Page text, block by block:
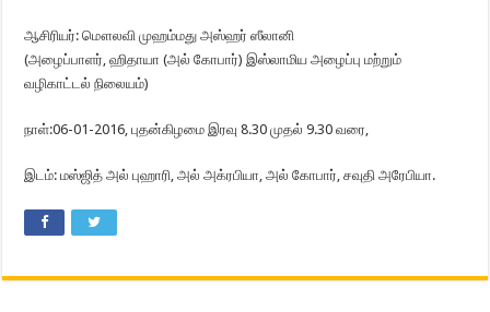
ஆசிரியர்: மௌலவி முஹம்மது அஸ்ஹர் ஸீலானி
(அழைப்பாளர், ஹிதாயா (அல் கோபார்) இஸ்லாமிய அழைப்பு மற்றும்
வழிகாட்டல் நிலையம்)
நாள்:06-01-2016, புதன்கிழமை இரவு 8.30 முதல் 9.30 வரை,
இடம்: மஸ்ஜித் அல் புஹாரி, அல் அக்ரபியா, அல் கோபார், சவுதி அரேபியா.